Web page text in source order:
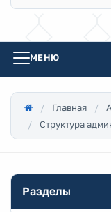
МЕНЮ
Главная
Структура
Разделы